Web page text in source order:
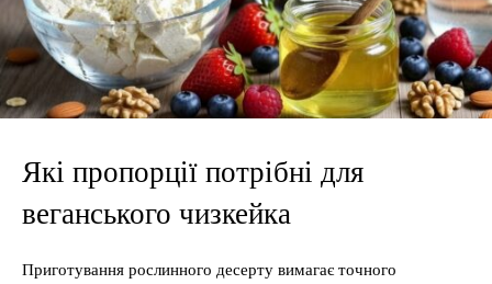
Які пропорції потрібні для
веганського чизкейка
Приготування рослинного десерту вимагає точного